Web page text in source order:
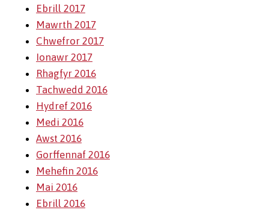
Ebrill 2017
Mawrth 2017
Chwefror 2017
Ionawr 2017
Rhagfyr 2016
Tachwedd 2016
Hydref 2016
Medi 2016
Awst 2016
Gorffennaf 2016
Mehefin 2016
Mai 2016
Ebrill 2016